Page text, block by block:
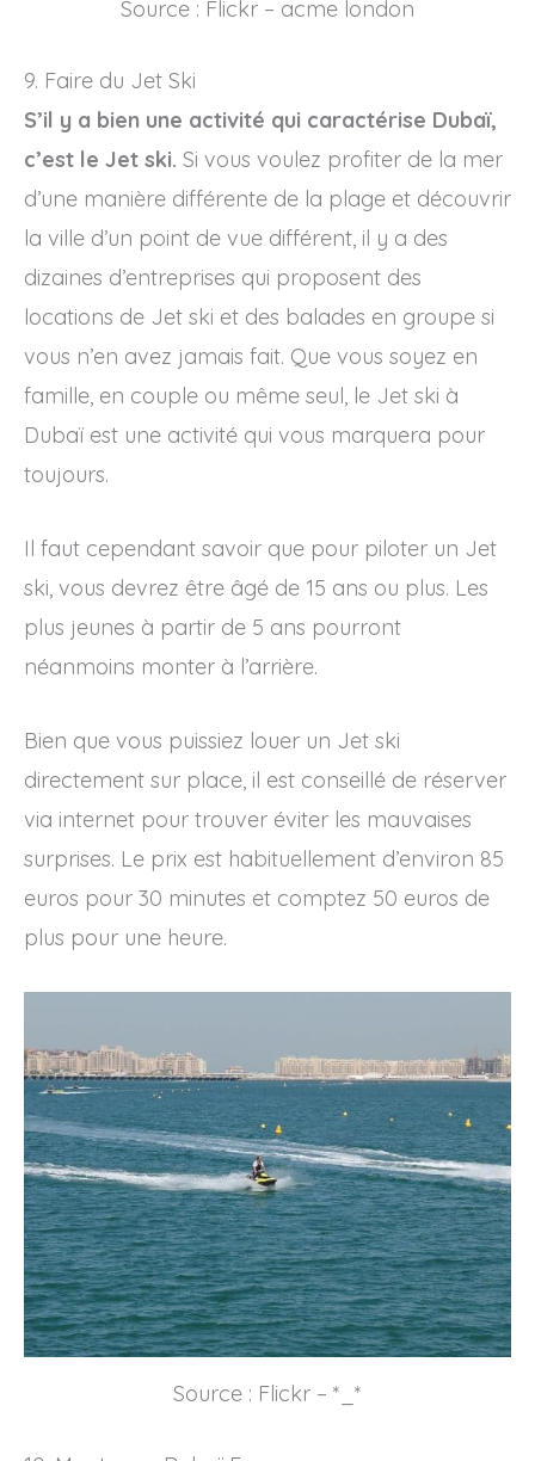
Source : Flickr – acme london
9. Faire du Jet Ski
S’il y a bien une activité qui caractérise Dubaï,
c’est le Jet ski. Si vous voulez profiter de la mer
d’une manière différente de la plage et découvrir
la ville d’un point de vue différent, il y a des
dizaines d’entreprises qui proposent des
locations de Jet ski et des balades en groupe si
vous n’en avez jamais fait. Que vous soyez en
famille, en couple ou même seul, le Jet ski à
Dubaï est une activité qui vous marquera pour
toujours.
Il faut cependant savoir que pour piloter un Jet
ski, vous devrez être âgé de 15 ans ou plus. Les
plus jeunes à partir de 5 ans pourront
néanmoins monter à l’arrière.
Bien que vous puissiez louer un Jet ski
directement sur place, il est conseillé de réserver
via internet pour trouver éviter les mauvaises
surprises. Le prix est habituellement d’environ 85
euros pour 30 minutes et comptez 50 euros de
plus pour une heure.
Source : Flickr – *_*